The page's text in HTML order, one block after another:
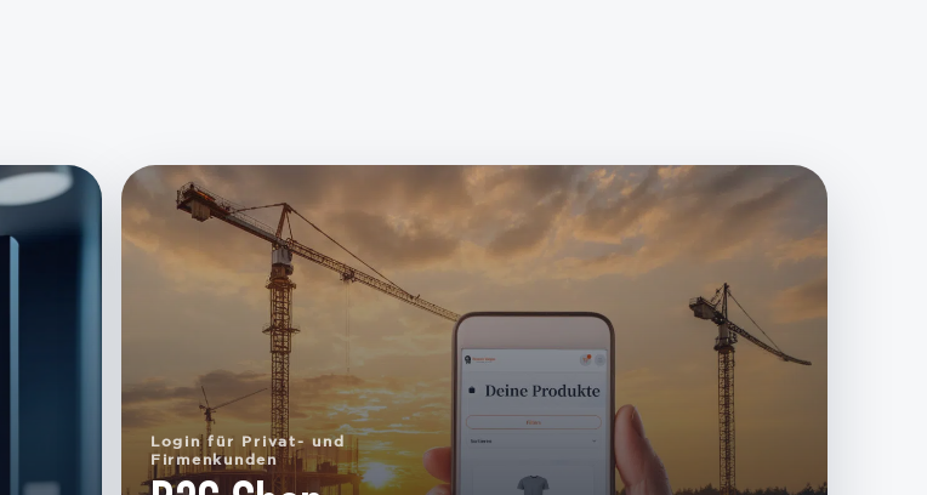
Login für Privat- und
Firmenkunden